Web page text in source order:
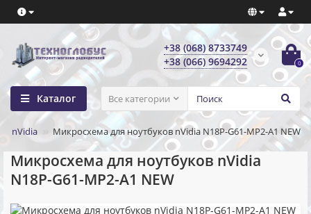
+38 (068) 8733749
+38 (066) 9694292
0
Каталог Все категории
nVidia Микросхема для ноутбуков nVidia N18P-G61-MP2-A1 NEW
Микросхема для ноутбуков nVidia
N18P-G61-MP2-A1 NEW